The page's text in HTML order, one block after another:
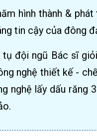
hình thành & phát
tin cậy của đông
đội ngũ Bác sĩ
nghệ thiết kế -
nghệ lấy dấu răng